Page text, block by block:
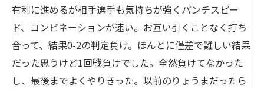
有利に進めるが相手選手も気持ちが強くパンチスピー
ド、コンビネーションが速い。お互い引くことなく打ち
合って、結果0-2の判定負け。ほんとに僅差で難しい結果
だった思うけど1回戦負けでした。全然負けてなかった
し、最後までよくやりきった。以前のりょうまだったら